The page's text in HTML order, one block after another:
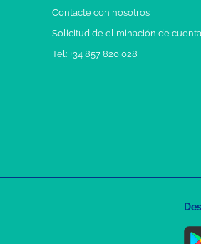
Contacte con nosotros
Solicitud de eliminación de cuenta
Tel: +34 857 820 028